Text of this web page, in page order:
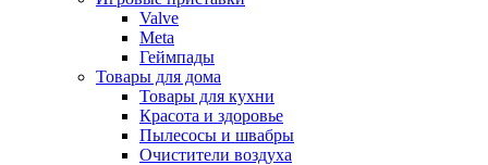
Valve
Meta
Геймпады
Товары для дома
Товары для кухни
Красота и здоровье
Пылесосы и швабры
Очистители воздуха